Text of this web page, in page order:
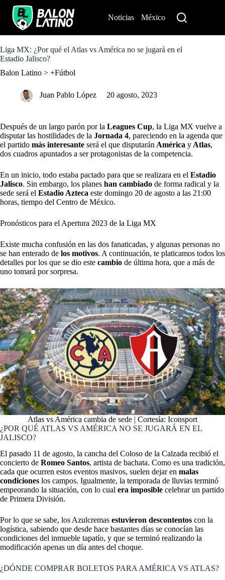
o
c
n
Noticias México
Liga MX: ¿Por qué el Atlas vs América no se jugará en el
Estadio Jalisco?
Balon Latino > +Fútbol
Juan Pablo López 20 agosto, 2023
Después de un largo parón por la Leagues Cup, la Liga MX vuelve a
disputar las hostilidades de la Jornada 4, pareciendo en la agenda que
el partido más interesante será el que disputarán América y Atlas,
dos cuadros apuntados a ser protagonistas de la competencia.
En un inicio, todo estaba pactado para que se realizara en el Estadio
Jalisco. Sin embargo, los planes han cambiado de forma radical y la
sede será el Estadio Azteca este domingo 20 de agosto a las 21:00
horas, tiempo del Centro de México.
Pronósticos para el Apertura 2023 de la Liga MX
Existe mucha confusión en las dos fanaticadas, y algunas personas no
se han enterado de los motivos. A continuación, te platicamos todos los
detalles por los que se dio este cambio de última hora, que a más de
uno tomará por sorpresa.
Atlas vs América cambia de sede | Cortesía: Iconsport
¿POR QUÉ ATLAS VS AMÉRICA NO SE JUGARÁ EN EL
JALISCO?
El pasado 11 de agosto, la cancha del Coloso de la Calzada recibió el
concierto de Romeo Santos, artista de bachata. Como es una tradición,
cada que ocurren estos eventos masivos, suelen dejar en malas
condiciones los campos. Igualmente, la temporada de lluvias terminó
empeorando la situación, con lo cual era imposible celebrar un partido
de Primera División.
Por lo que se sabe, los Azulcremas estuvieron descontentos con la
logística, sabiendo que desde hace bastantes días se conocían las
condiciones del inmueble tapatío, y que se terminó realizando la
modificación apenas un día antes del choque.
¿DÓNDE COMPRAR BOLETOS PARA AMÉRICA VS ATLAS?